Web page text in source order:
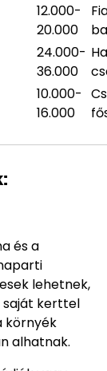
12.000-
20.000
24.000-
36.000
10.000-
16.000
és a
lehetnek,
saját kerttel
környék
alhatnak.